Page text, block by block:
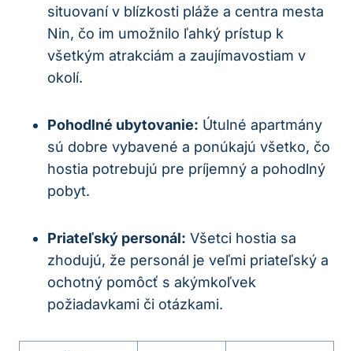
situovaní v blízkosti pláže a centra mesta
Nin, čo im umožnilo ľahký prístup k
všetkým atrakciám a zaujímavostiam v
okolí.
Pohodlné ubytovanie: Útulné apartmány
sú dobre vybavené a ponúkajú všetko, čo
hostia potrebujú pre príjemný a pohodlný
pobyt.
Priateľský personál: Všetci hostia sa
zhodujú, že personál je veľmi priateľský a
ochotný pomôcť s akýmkoľvek
požiadavkami či otázkami.